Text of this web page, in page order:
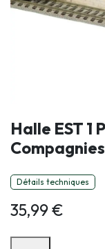
Halle EST 1
Détails techniques
35,99€